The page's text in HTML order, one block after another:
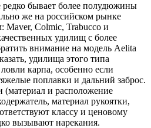
редко бывает более полудюжины
же на российском рынке
Сolmic, Trabucco и
удилищ с более
внимание на модель Aelita
удилища этого типа
карпа, особенно если
поплавки и дальний заброс.
(материал и расположение
материал рукоятки,
классу и ценовому
вызывают нарекания.